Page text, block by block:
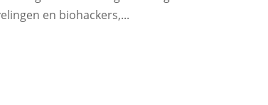
en biohackers,...